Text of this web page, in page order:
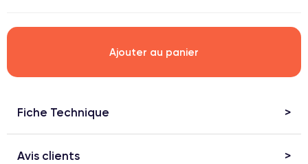
Ajouter au panier
Fiche Technique
Avis clients